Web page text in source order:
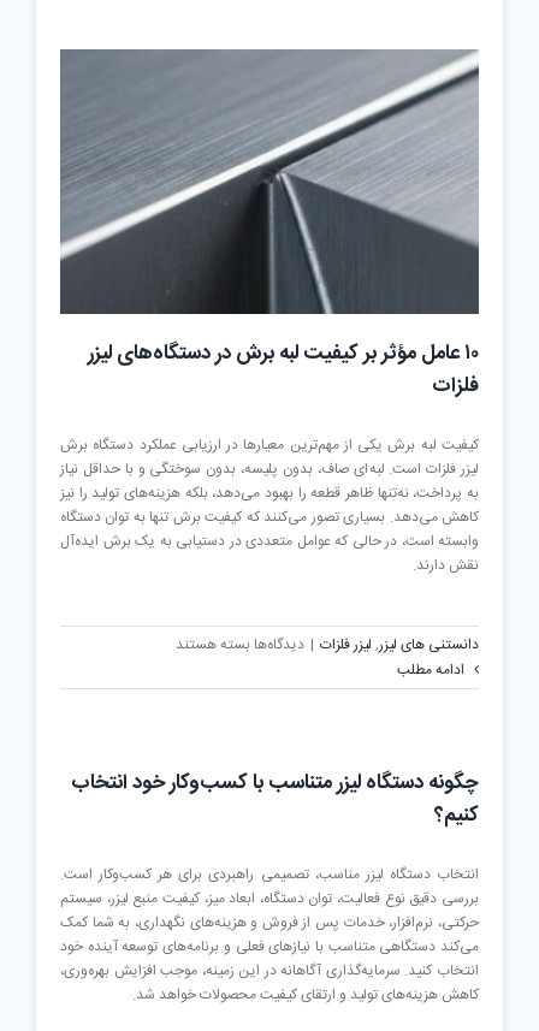
استفاده
لیزر
۱۰ عامل مؤثر بر کیفیت لبه برش در دستگاه‌های لیزر
فلزات
کیفیت لبه برش یکی از مهم‌ترین معیارها در ارزیابی عملکرد دستگاه برش
لیزر فلزات است. لبه‌ای صاف، بدون پلیسه، بدون سوختگی و با حداقل نیاز
به پرداخت، نه‌تنها ظاهر قطعه را بهبود می‌دهد، بلکه هزینه‌های تولید را نیز
کاهش می‌دهد. بسیاری تصور می‌کنند که کیفیت برش تنها به توان دستگاه
وابسته است، در حالی که عوامل متعددی در دستیابی به یک برش ایده‌آل
نقش دارند.
دانستنی های لیزر, لیزر فلزات | دیدگاه‌ها برای
عامل
لبه
لیزر
فلزات
بسته هستند
ادامه مطلب
چگونه دستگاه لیزر متناسب با کسب‌وکار خود انتخاب
کنیم؟
انتخاب دستگاه لیزر مناسب، تصمیمی راهبردی برای هر کسب‌وکار است.
بررسی دقیق نوع فعالیت، توان دستگاه، ابعاد میز، کیفیت منبع لیزر، سیستم
حرکتی، نرم‌افزار، خدمات پس از فروش و هزینه‌های نگهداری، به شما کمک
می‌کند دستگاهی متناسب با نیازهای فعلی و برنامه‌های توسعه آینده خود
انتخاب کنید. سرمایه‌گذاری آگاهانه در این زمینه، موجب افزایش بهره‌وری،
کاهش هزینه‌های تولید و ارتقای کیفیت محصولات خواهد شد.